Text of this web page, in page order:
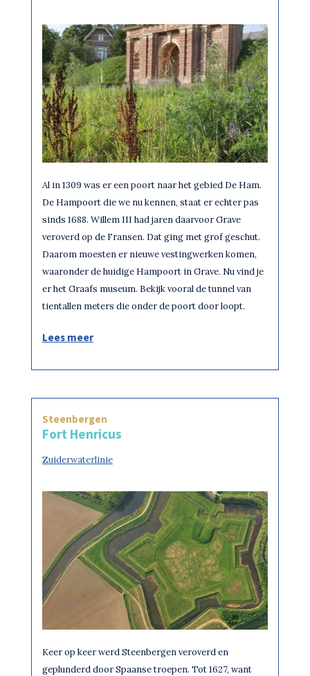
Al in 1309 was er een poort naar het gebied De Ham.
De Hampoort die we nu kennen, staat er echter pas
sinds 1688. Willem III had jaren daarvoor Grave
veroverd op de Fransen. Dat ging met grof geschut.
Daarom moesten er nieuwe vestingwerken komen,
waaronder de huidige Hampoort in Grave. Nu vind je
er het Graafs museum. Bekijk vooral de tunnel van
tientallen meters die onder de poort door loopt.
Lees meer
Steenbergen
Fort Henricus
Zuiderwaterlinie
Keer op keer werd Steenbergen veroverd en
geplunderd door Spaanse troepen. Tot 1627, want